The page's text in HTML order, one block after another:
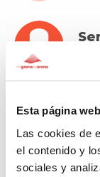
Esta página
Las cookies de
el contenido y
sociales y